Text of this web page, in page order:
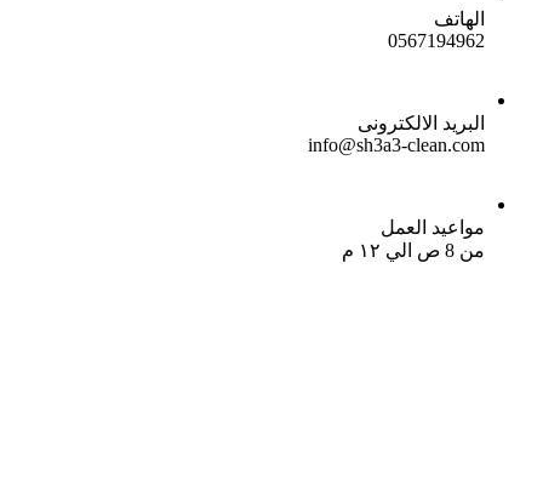
الهاتف
0567194962
البريد الالكترونى
info@sh3a3-clean.com
مواعيد العمل
من 8 ص الي ١٢ م